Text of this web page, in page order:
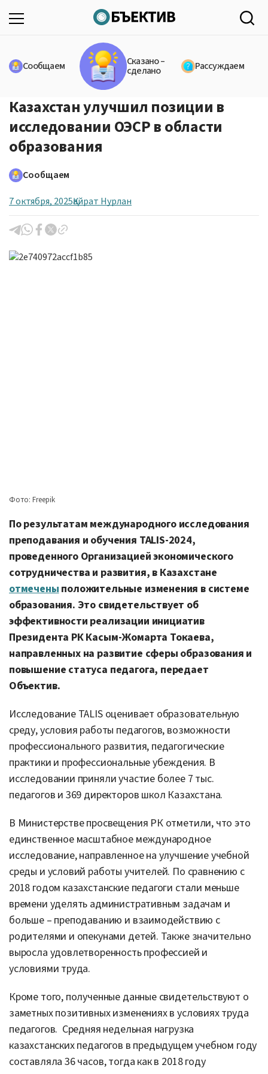
Сообщаем Сказано –
сделано Рассуждаем
Казахстан улучшил позиции в
исследовании ОЭСР в области
образования
Сообщаем
7 октября, 2025Қайрат Нурлан
Фото: Freepik
По результатам международного исследования
преподавания и обучения TALIS-2024,
проведенного Организацией экономического
сотрудничества и развития, в Казахстане
отмечены положительные изменения в системе
образования. Это свидетельствует об
эффективности реализации инициатив
Президента РК Касым-Жомарта Токаева,
направленных на развитие сферы образования и
повышение статуса педагога, передает
Объектив.
Исследование TALIS оценивает образовательную
среду, условия работы педагогов, возможности
профессионального развития, педагогические
практики и профессиональные убеждения. В
исследовании приняли участие более 7 тыс.
педагогов и 369 директоров школ Казахстана.
В Министерстве просвещения РК отметили, что это
единственное масштабное международное
исследование, направленное на улучшение учебной
среды и условий работы учителей. По сравнению с
2018 годом казахстанские педагоги стали меньше
времени уделять административным задачам и
больше – преподаванию и взаимодействию с
родителями и опекунами детей. Также значительно
выросла удовлетворенность профессией и
условиями труда.
Кроме того, полученные данные свидетельствуют о
заметных позитивных изменениях в условиях труда
педагогов. Средняя недельная нагрузка
казахстанских педагогов в предыдущем учебном году
составляла 36 часов, тогда как в 2018 году